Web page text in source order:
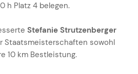
h Platz 4 belegen.
Stefanie Strutzenberger
Staatsmeisterschaften sowohl
10 km Bestleistung.